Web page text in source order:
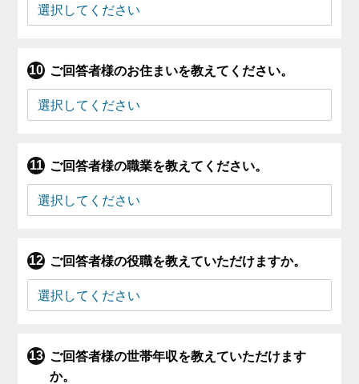
ご回答者様のお住まいを教えてください。
ご回答者様の職業を教えてください。
ご回答者様の役職を教えていただけますか。
ご回答者様の世帯年収を教えていただけます
か。